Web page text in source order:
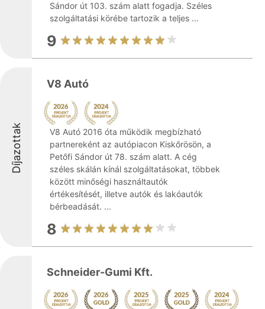
Sándor út 103. szám alatt fogadja. Széles
szolgáltatási körébe tartozik a teljes ...
9
Díjazottak
V8 Autó
V8 Autó 2016 óta működik megbízható
partnereként az autópiacon Kiskőrösön, a
Petőfi Sándor út 78. szám alatt. A cég
széles skálán kínál szolgáltatásokat, többek
között minőségi használtautók
értékesítését, illetve autók és lakóautók
bérbeadását. ...
8
Schneider-Gumi Kft.